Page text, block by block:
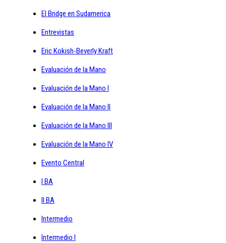
El Bridge en Sudamerica
Entrevistas
Eric Kokish-Beverly Kraft
Evaluación de la Mano
Evaluación de la Mano I
Evaluación de la Mano II
Evaluación de la Mano III
Evaluación de la Mano IV
Evento Central
I BA
II BA
Intermedio
Intermedio I